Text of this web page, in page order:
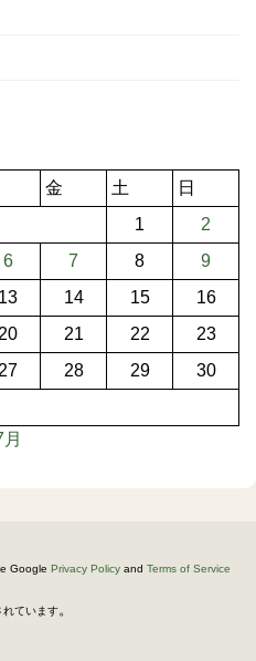
金 土
日
1
2
6 7 8
9
13 14 15
16
20 21 22
23
27 28 29
30
Google Privacy Policy and Terms of Service
れています。